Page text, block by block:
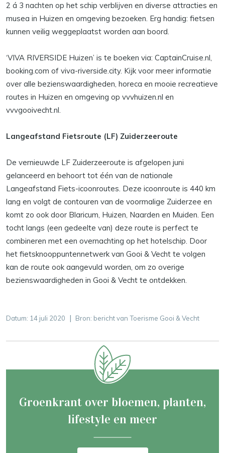
2 á 3 nachten op het schip verblijven en diverse attracties en
musea in Huizen en omgeving bezoeken. Erg handig: fietsen
kunnen veilig weggeplaatst worden aan boord.
‘VIVA RIVERSIDE Huizen’ is te boeken via: CaptainCruise.nl,
booking.com of viva-riverside.city. Kijk voor meer informatie
over alle bezienswaardigheden, horeca en mooie recreatieve
routes in Huizen en omgeving op vvvhuizen.nl en
vvvgooivecht.nl.
Langeafstand Fietsroute (LF) Zuiderzeeroute
De vernieuwde LF Zuiderzeeroute is afgelopen juni
gelanceerd en behoort tot één van de nationale
Langeafstand Fiets-icoonroutes. Deze icoonroute is 440 km
lang en volgt de contouren van de voormalige Zuiderzee en
komt zo ook door Blaricum, Huizen, Naarden en Muiden. Een
tocht langs (een gedeelte van) deze route is perfect te
combineren met een overnachting op het hotelschip. Door
het fietsknooppuntennetwerk van Gooi & Vecht te volgen
kan de route ook aangevuld worden, om zo overige
bezienswaardigheden in Gooi & Vecht te ontdekken.
Datum: 14 juli 2020 | Bron: bericht van Toerisme Gooi & Vecht
Groenkrant over bloemen, planten,
lifestyle en meer